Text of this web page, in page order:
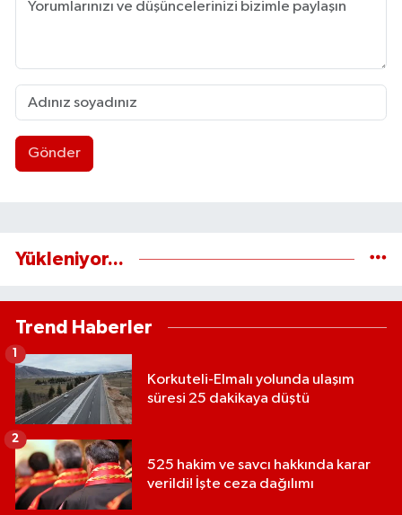
Gönder
Yükleniyor...
Trend Haberler
Korkuteli-Elmalı yolunda ulaşım
süresi 25 dakikaya düştü
1
525 hakim ve savcı hakkında karar
verildi! İşte ceza dağılımı
2